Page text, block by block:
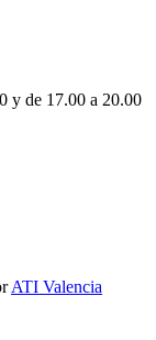
y de 17.00 a 20.00
ATI Valencia